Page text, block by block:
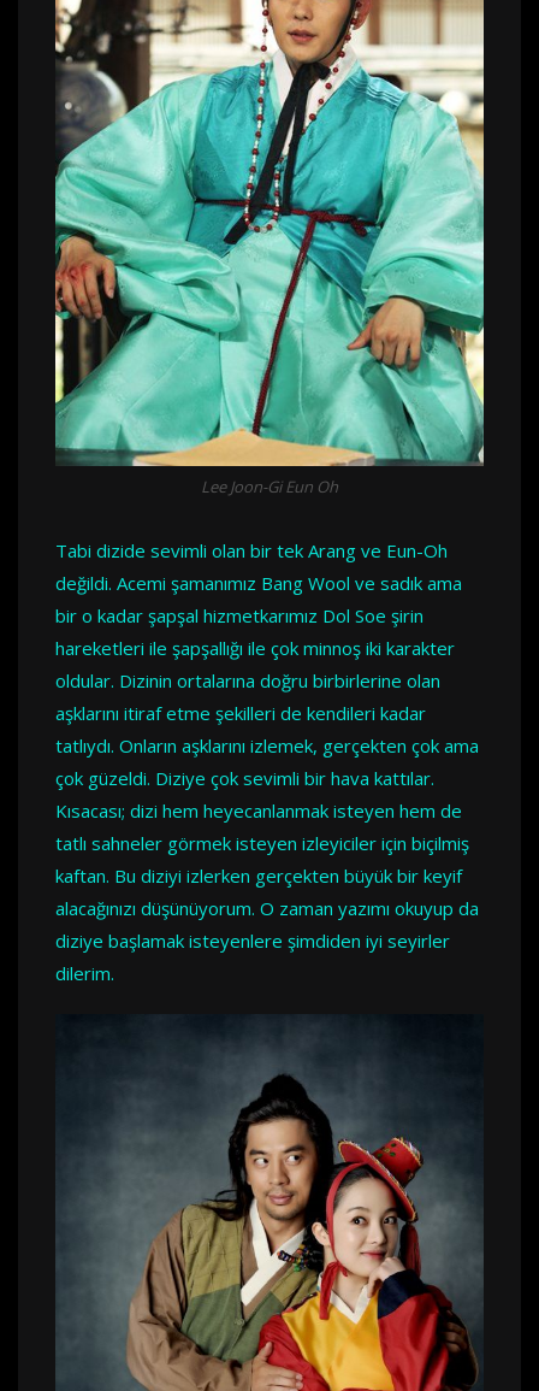
Lee Joon-Gi Eun Oh
Tabi dizide sevimli olan bir tek Arang ve Eun-Oh
değildi. Acemi şamanımız Bang Wool ve sadık ama
bir o kadar şapşal hizmetkarımız Dol Soe şirin
hareketleri ile şapşallığı ile çok minnoş iki karakter
oldular. Dizinin ortalarına doğru birbirlerine olan
aşklarını itiraf etme şekilleri de kendileri kadar
tatlıydı. Onların aşklarını izlemek, gerçekten çok ama
çok güzeldi. Diziye çok sevimli bir hava kattılar.
Kısacası; dizi hem heyecanlanmak isteyen hem de
tatlı sahneler görmek isteyen izleyiciler için biçilmiş
kaftan. Bu diziyi izlerken gerçekten büyük bir keyif
alacağınızı düşünüyorum. O zaman yazımı okuyup da
diziye başlamak isteyenlere şimdiden iyi seyirler
dilerim.